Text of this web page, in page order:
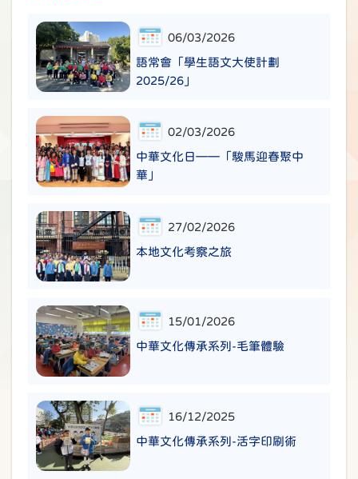
06/03/2026
語常會「學生語文大使計劃
2025/26」
02/03/2026
中華文化日——「駿馬迎春聚中
華」
27/02/2026
本地文化考察之旅
15/01/2026
中華文化傳承系列-毛筆體驗
16/12/2025
中華文化傳承系列-活字印刷術